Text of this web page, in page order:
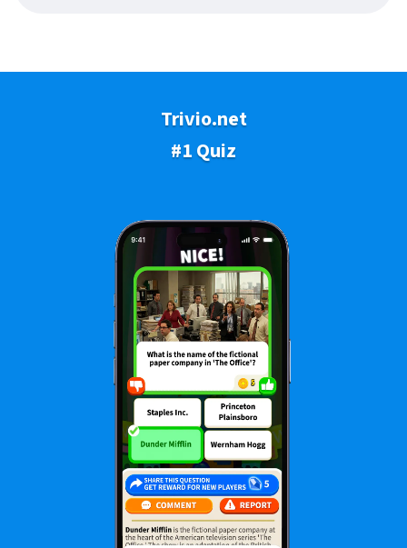
Trivio.net
#1 Quiz